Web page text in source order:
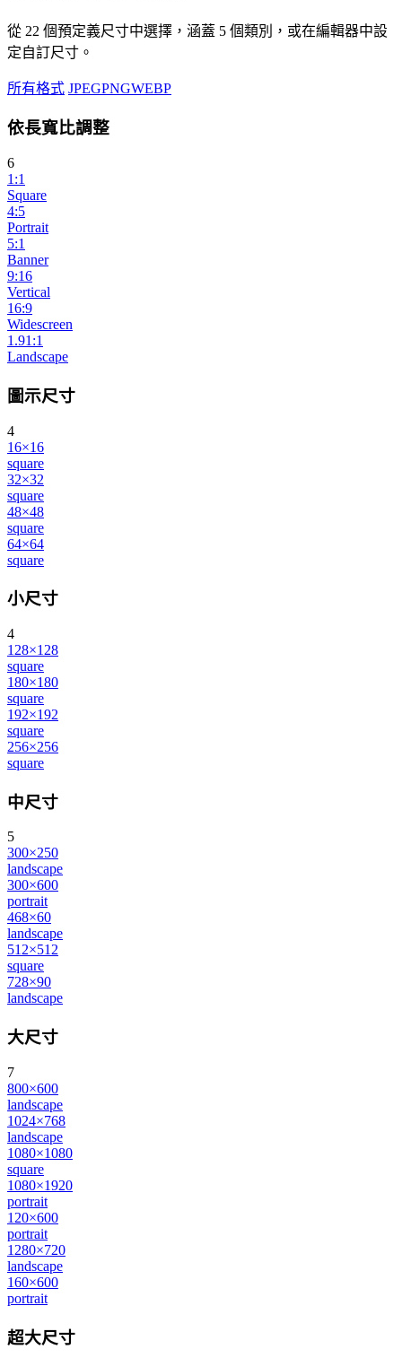
從 22 個預定義尺寸中選擇，涵蓋 5 個類別，或在編輯器中設
定自訂尺寸。
所有格式 JPEGPNGWEBP
依長寬比調整
6
1:1
Square
4:5
Portrait
5:1
Banner
9:16
Vertical
16:9
Widescreen
1.91:1
Landscape
圖示尺寸
4
16×16
square
32×32
square
48×48
square
64×64
square
小尺寸
4
128×128
square
180×180
square
192×192
square
256×256
square
中尺寸
5
300×250
landscape
300×600
portrait
468×60
landscape
512×512
square
728×90
landscape
大尺寸
7
800×600
landscape
1024×768
landscape
1080×1080
square
1080×1920
portrait
120×600
portrait
1280×720
landscape
160×600
portrait
超大尺寸